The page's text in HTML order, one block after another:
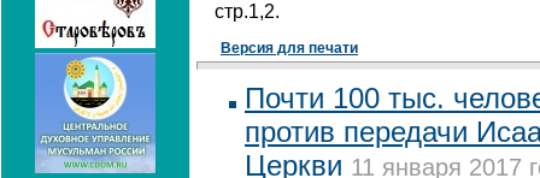
стр.1,2.
Версия для печати
Почти 100 тыс.
против передачи
Церкви 11 января 2017